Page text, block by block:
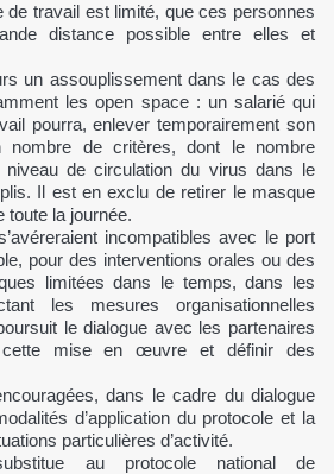
de travail est limité, que ces personnes
distance possible entre elles et
un assouplissement dans le cas des
les open space : un salarié qui
pourra, enlever temporairement son
nombre de critères, dont le nombre
de circulation du virus dans le
Il est en exclu de retirer le masque
toute la journée.
incompatibles avec le port
pour des interventions orales ou des
limitées dans le temps, dans les
les mesures organisationnelles
le dialogue avec les partenaires
mise en œuvre et définir des
dans le cadre du dialogue
d’application du protocole et la
particulières d’activité.
au protocole national de